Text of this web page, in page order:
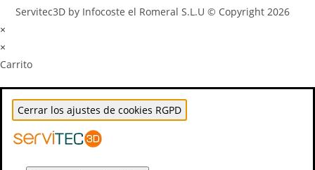
Servitec3D by Infocoste el Romeral S.L.U © Copyright 2026
×
×
Carrito
Cerrar los ajustes de cookies RGPD